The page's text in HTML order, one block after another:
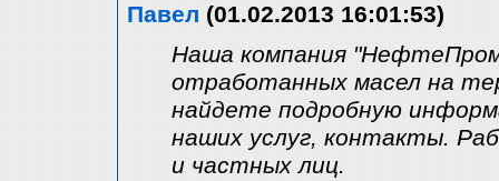
Павел (01.02.2013 16:01:53)
Наша компания
отработанных масел на
найдете подробную
наших услуг, контакты.
и частных лиц.